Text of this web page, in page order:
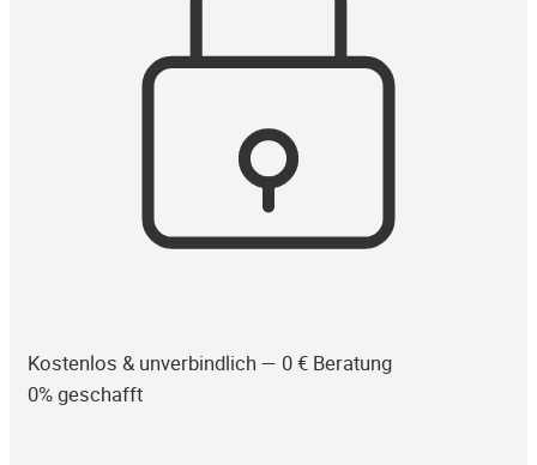
Kostenlos & unverbindlich — 0 € Beratung
0% geschafft